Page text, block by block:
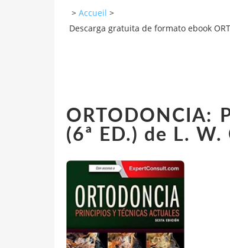
> Accueil >
Descarga gratuita de formato ebook
ORTODONCIA:
(6ª ED.) de L. W.